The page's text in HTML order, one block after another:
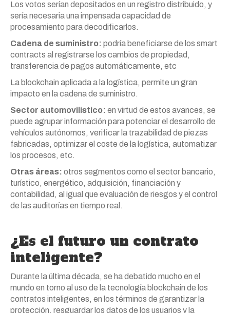
Los votos serían depositados en un registro distribuido, y
sería necesaria una impensada capacidad de
procesamiento para decodificarlos.
Cadena de suministro: podría beneficiarse de los smart
contracts al registrarse los cambios de propiedad,
transferencia de pagos automáticamente, etc
La blockchain aplicada a la logística, permite un gran
impacto en la cadena de suministro.
Sector automovilístico: en virtud de estos avances, se
puede agrupar información para potenciar el desarrollo de
vehículos autónomos, verificar la trazabilidad de piezas
fabricadas, optimizar el coste de la logística, automatizar
los procesos, etc.
Otras áreas: otros segmentos como el sector bancario,
turístico, energético, adquisición, financiación y
contabilidad, al igual que evaluación de riesgos y el control
de las auditorías en tiempo real.
¿Es el futuro un contrato
inteligente?
Durante la última década, se ha debatido mucho en el
mundo en torno al uso de la tecnología blockchain de los
contratos inteligentes, en los términos de garantizar la
protección, resguardar los datos de los usuarios y la